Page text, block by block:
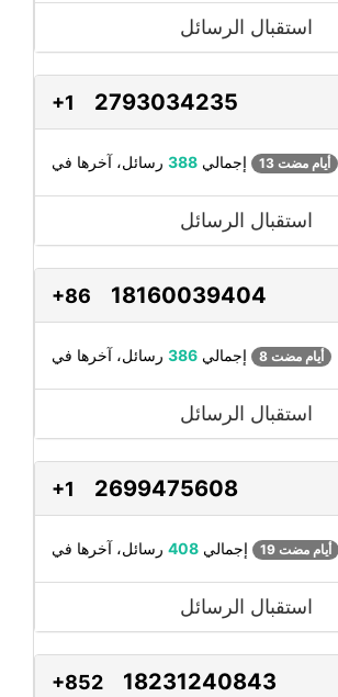
استقبال الرسائل
+1 2793034235
إجمالي 388 13 أيام مضت
استقبال الرسائل
+86 18160039404
إجمالي 386 8 أيام مضت
استقبال الرسائل
+1 2699475608
إجمالي 408 19 أيام مضت
استقبال الرسائل
+852 18231240843